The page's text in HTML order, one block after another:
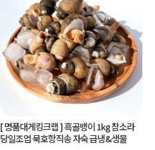
[ 명품대게킹크랩 ]흑골뱅이 1kg 참소라
당일조업 묵호항직송 자숙 급냉&생물